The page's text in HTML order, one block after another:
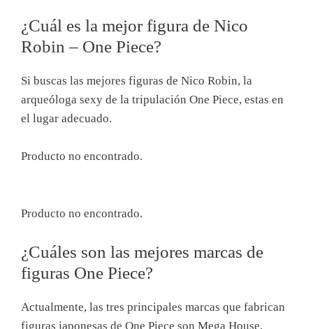
¿Cuál es la mejor figura de Nico
Robin – One Piece?
Si buscas las mejores figuras de Nico Robin, la
arqueóloga sexy de la tripulación One Piece, estas en
el lugar adecuado.
Producto no encontrado.
Producto no encontrado.
¿Cuáles son las mejores marcas de
figuras One Piece?
Actualmente, las tres principales marcas que fabrican
figuras japonesas de One Piece son Mega House,